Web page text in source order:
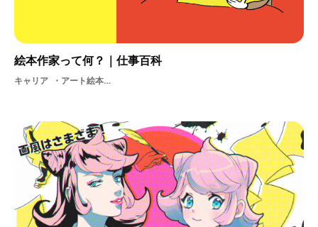
絵本作家って何？｜仕事百科
キャリア アート絵本作家2Dアーティスト制作物絵絵本絵柄美術